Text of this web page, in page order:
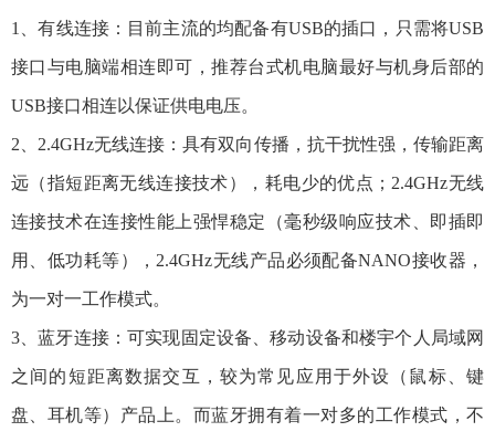
1、有线连接：目前主流的均配备有USB的插口，只需将USB
接口与电脑端相连即可，推荐台式机电脑最好与机身后部的
USB接口相连以保证供电电压。
2、2.4GHz无线连接：具有双向传播，抗干扰性强，传输距离
远（指短距离无线连接技术），耗电少的优点；2.4GHz无线
连接技术在连接性能上强悍稳定（毫秒级响应技术、即插即
用、低功耗等），2.4GHz无线产品必须配备NANO接收器，
为一对一工作模式。
3、蓝牙连接：可实现固定设备、移动设备和楼宇个人局域网
之间的短距离数据交互，较为常见应用于外设（鼠标、键
盘、耳机等）产品上。而蓝牙拥有着一对多的工作模式，不